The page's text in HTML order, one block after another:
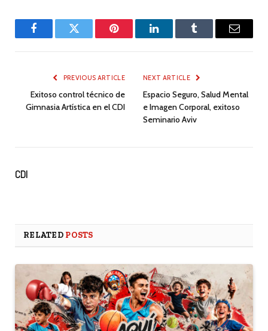
FacebookTwitter Pinterest LinkedInTumblr Email
PREVIOUS ARTICLE
Exitoso control técnico de
Gimnasia Artística en el CDI
NEXT ARTICLE
Espacio Seguro, Salud Mental
e Imagen Corporal, exitoso
Seminario Aviv
CDI
RELATED POSTS